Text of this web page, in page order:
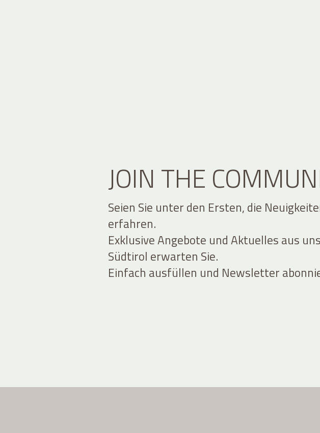
JOIN THE
Seien Sie unter den Ersten, die
erfahren.
Exklusive Angebote und Aktuelles aus
Südtirol erwarten Sie.
Einfach ausfüllen und Newsletter